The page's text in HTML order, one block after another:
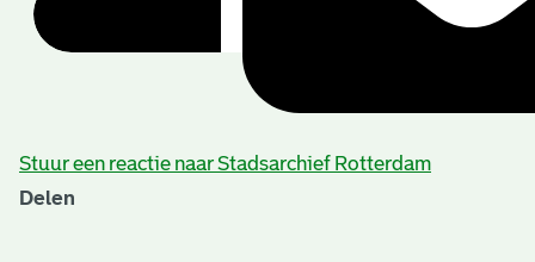
Stuur een reactie naar Stadsarchief Rotterdam
Delen